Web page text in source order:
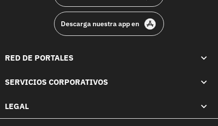
Descarga nuestra app en
RED DE PORTALES
SERVICIOS CORPORATIVOS
LEGAL